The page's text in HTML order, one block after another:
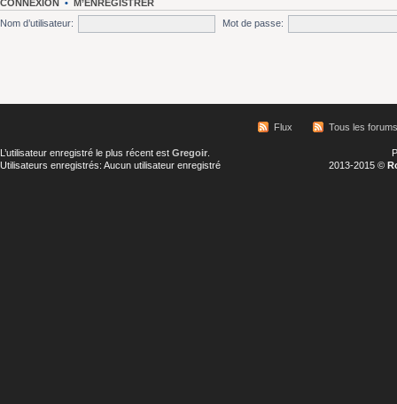
CONNEXION • M’ENREGISTRER
Nom d’utilisateur:
Mot de passe:
Flux Tous les forums
L’utilisateur enregistré le plus récent est Gregoir
Utilisateurs enregistrés: Aucun utilisateur enregistré
2013-2015 ©